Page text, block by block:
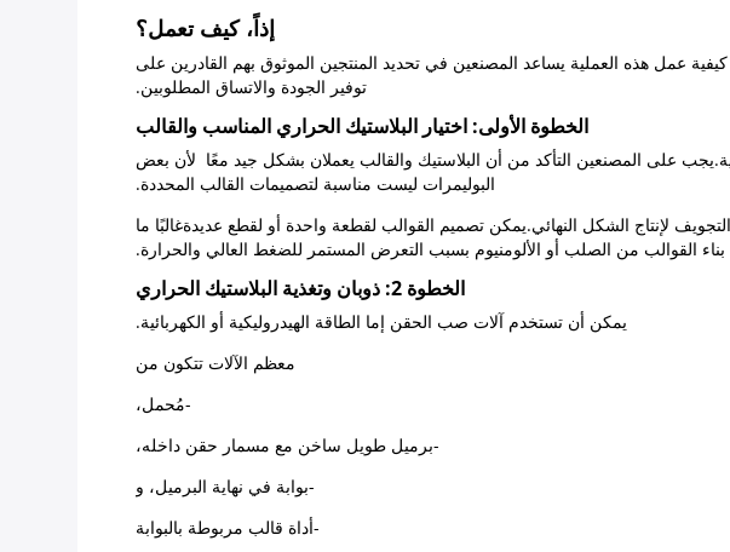
إذاً، كيف تعمل؟
عمل هذه العملية يساعد المصنعين في تحديد المنتجين الموثوق بهم القادرين على
توفير الجودة والاتساق المطلوبين.
الخطوة الأولى: اختيار البلاستيك الحراري المناسب والقالب
على المصنعين التأكد من أن البلاستيك والقالب يعملان بشكل جيد معًا ‬ لأن بعض
البوليمرات ليست مناسبة لتصميمات القالب المحددة.
لإنتاج الشكل النهائي.يمكن تصميم القوالب لقطعة واحدة أو لقطع عديدةغالبًا ما
بناء القوالب من الصلب أو الألومنيوم بسبب التعرض المستمر للضغط العالي والحرارة.
الخطوة 2: ذوبان وتغذية البلاستيك الحراري
يمكن أن تستخدم آلات صب الحقن إما الطاقة الهيدروليكية أو الكهربائية.
معظم الآلات تتكون من
-مُحمل،
-برميل طويل ساخن مع مسمار حقن داخله،
-بوابة في نهاية البرميل، و
-أداة قالب مربوطة بالبوابة